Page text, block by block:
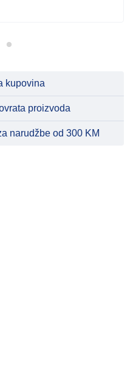
kupovina
proizvoda
narudžbe od 300 KM